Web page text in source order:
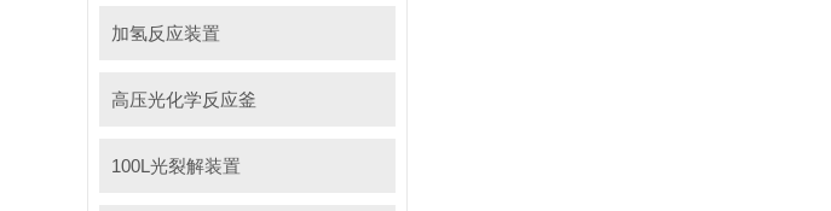
加氢反应装置
高压光化学反应釜
100L光裂解装置